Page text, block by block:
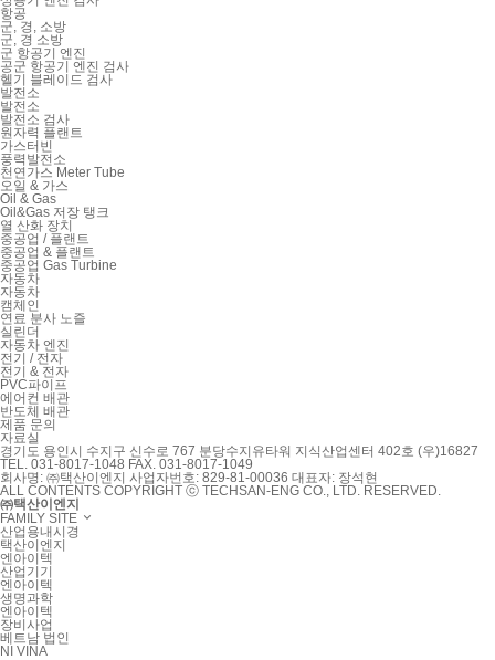
항공
군, 경, 소방
군, 경 소방
군 항공기 엔진
공군 항공기 엔진 검사
헬기 블레이드 검사
발전소
발전소
발전소 검사
원자력 플랜트
가스터빈
풍력발전소
천연가스 Meter Tube
오일 & 가스
Oil & Gas
Oil&Gas 저장 탱크
열 산화 장치
중공업 / 플랜트
중공업 & 플랜트
중공업 Gas Turbine
자동차
자동차
캠체인
연료 분사 노즐
실린더
자동차 엔진
전기 / 전자
전기 & 전자
PVC파이프
에어컨 배관
반도체 배관
제품 문의
자료실
경기도 용인시 수지구 신수로 767 분당수지유타워 지식산업센터 402호 (우)16827
TEL. 031-8017-1048 FAX. 031-8017-1049
회사명: ㈜택산이엔지 사업자번호: 829-81-00036 대표자: 장석현
ALL CONTENTS COPYRIGHT ⓒ TECHSAN-ENG CO., LTD. RESERVED.
㈜택산이엔지
FAMILY SITE
산업용내시경
택산이엔지
엔아이텍
산업기기
엔아이텍
생명과학
엔아이텍
장비사업
베트남 법인
NI VINA